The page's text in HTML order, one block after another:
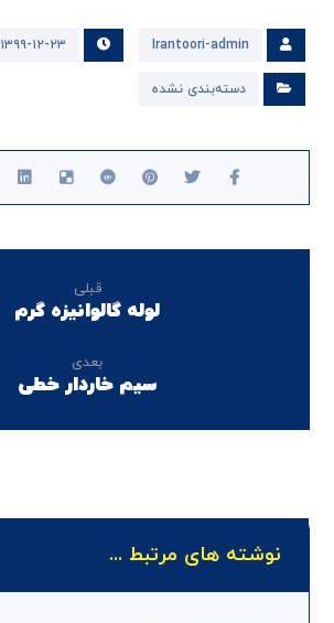
Irantoori-admin ۱۳۹۹-۱۲-۲۳
دسته‌بندی نشده
قبلی
لوله گالوانیزه گرم
بعدی
سیم خاردار خطی
نوشته های مرتبط ...